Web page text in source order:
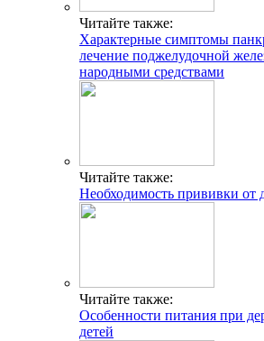
Читайте также:
Характерные симптомы
лечение поджелудочной
народными средствами
Читайте также:
Необходимость прививки от
Читайте также:
Особенности питания при
детей